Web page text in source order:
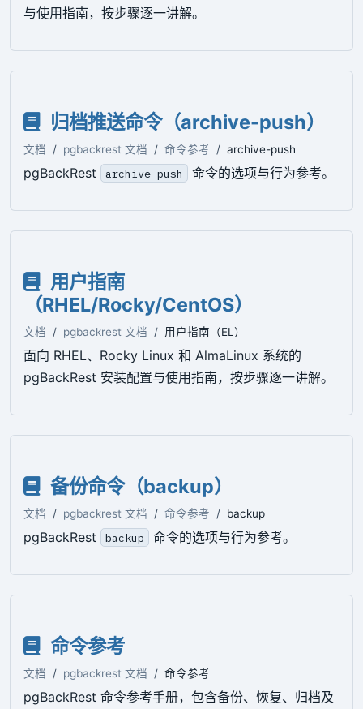
与使用指南，按步骤逐一讲解。
归档推送命令（archive-push）
文档 pgbackrest 文档 命令参考 archive-push
pgBackRest archive-push 命令的选项与行为参考。
用户指南
（RHEL/Rocky/CentOS）
文档 pgbackrest 文档 用户指南（EL）
面向 RHEL、Rocky Linux 和 AlmaLinux 系统的
pgBackRest 安装配置与使用指南，按步骤逐一讲解。
备份命令（backup）
文档 pgbackrest 文档 命令参考 backup
pgBackRest backup 命令的选项与行为参考。
命令参考
文档 pgbackrest 文档 命令参考
pgBackRest 命令参考手册，包含备份、恢复、归档及